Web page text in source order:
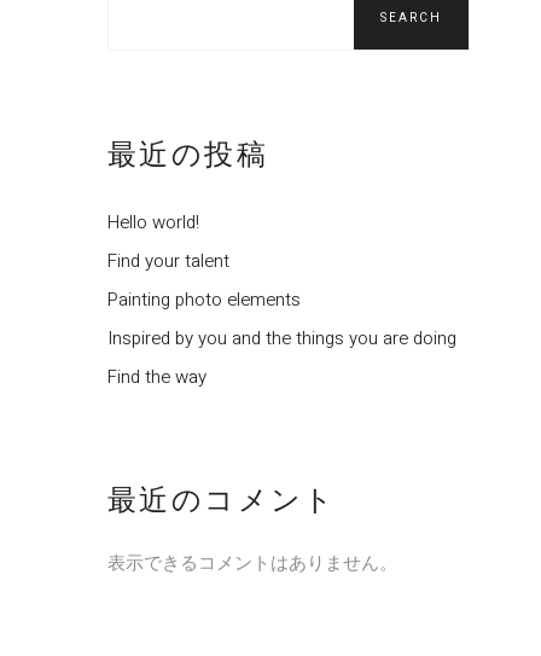
SEARCH
最近の投稿
Hello world!
Find your talent
Painting photo elements
Inspired by you and the things you are doing
Find the way
最近のコメント
表示できるコメントはありません。